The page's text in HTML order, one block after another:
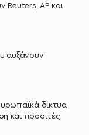
Reuters, AP και
αυξάνουν
δίκτυα
και προσιτές